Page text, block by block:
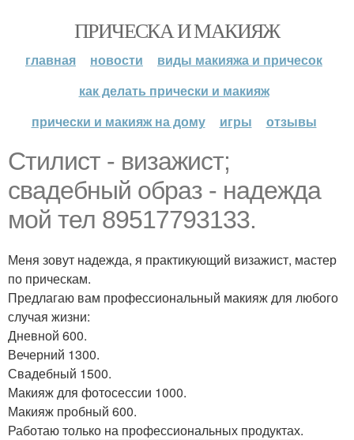
ПРИЧЕСКА И МАКИЯЖ
главная новости
виды макияжа и причесок
как делать прически и макияж
прически и макияж на дому
игры отзывы
Стилист - визажист;
свадебный образ - надежда
мой тел 89517793133.
Меня зовут надежда, я практикующий визажист, мастер
по прическам.
Предлагаю вам профессиональный макияж для любого
случая жизни:
Дневной 600.
Вечерний 1300.
Свадебный 1500.
Макияж для фотосессии 1000.
Макияж пробный 600.
Работаю только на профессиональных продуктах.